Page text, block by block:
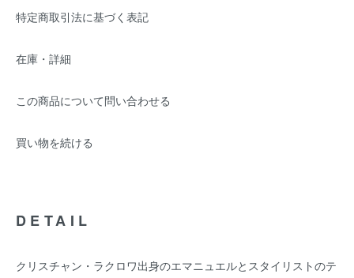
特定商取引法に基づく表記
在庫・詳細
この商品について問い合わせる
買い物を続ける
DETAIL
クリスチャン・ラクロワ出身のエマニュエルとスタイリストのテ